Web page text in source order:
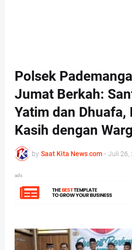
Polsek
Jumat Berkah:
Yatim dan Dhuafa,
Kasih dengan
by Saat Kita News com - Juli 26,
ads